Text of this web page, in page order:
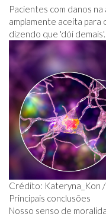
COMEÇA
COM
UM
ESTRONDO
Pacientes com danos
amplamente aceita para
dizendo que 'dói demais'.
Crédito: Kateryna_Kon
Principais conclusões
Nosso senso de